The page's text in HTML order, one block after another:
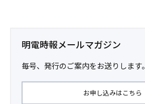
明電時報メールマガジン
毎号、発行のご案内をお送りします。
お申し込みはこちら